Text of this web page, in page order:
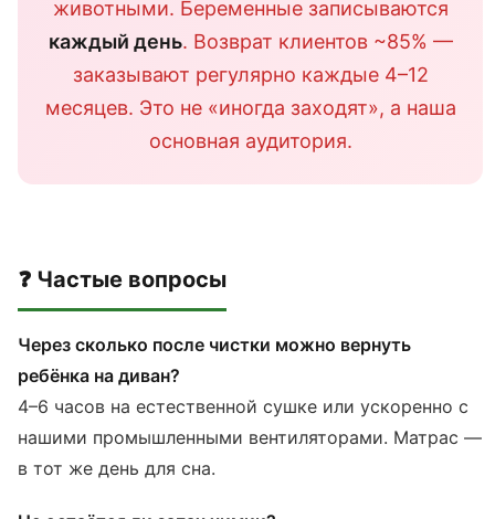
животными. Беременные записываются
каждый день. Возврат клиентов ~85% —
заказывают регулярно каждые 4–12
месяцев. Это не «иногда заходят», а наша
основная аудитория.
❓ Частые вопросы
Через сколько после чистки можно вернуть
ребёнка на диван?
4–6 часов на естественной сушке или ускоренно с
нашими промышленными вентиляторами. Матрас —
в тот же день для сна.